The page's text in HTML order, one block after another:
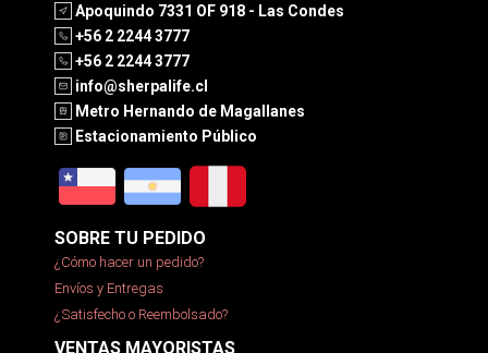
Apoquindo 7331 OF 918 - Las Condes
+56 2 2244 3777
+56 2 2244 3777
info@sherpalife.cl
Metro Hernando de Magallanes
Estacionamiento Público
SOBRE TU PEDIDO
¿Cómo hacer un pedido?
Envíos y Entregas
¿Satisfecho o Reembolsado?
VENTAS MAYORISTAS